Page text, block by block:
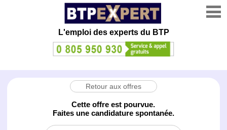
L'emploi des experts du BTP
Retour aux offres
Cette offre est pourvue.
Faites une candidature spontanée.